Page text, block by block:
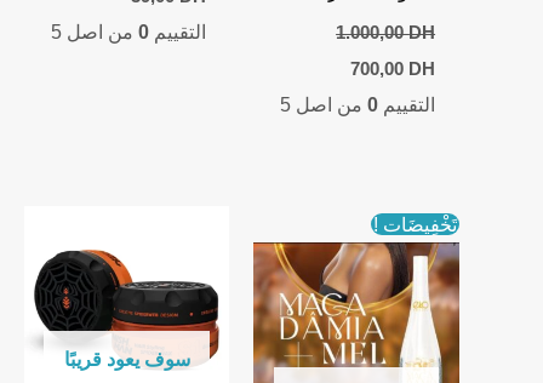
1.000,00DH
Original
was:
700,00 DH
Current
is:
التقييم 0من اصل 5
التقييم0 من اصل 5
تَخْفِيضَات !
سوف يعود قريبًا